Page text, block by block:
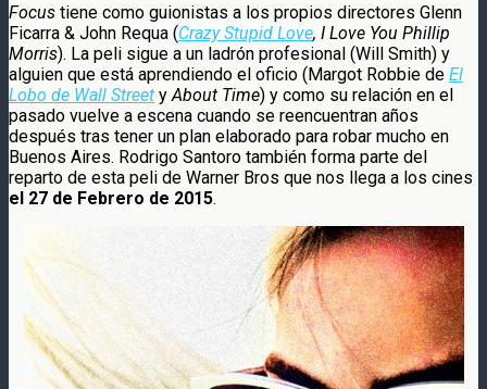
Focus tiene como guionistas a los propios directores Glenn
Ficarra & John Requa (Crazy Stupid Love, I Love You Phillip
Morris). La peli sigue a un ladrón profesional (Will Smith) y
alguien que está aprendiendo el oficio (Margot Robbie de El
Lobo de Wall Street yAbout Time) y como su relación en el
pasado vuelve a escena cuando se reencuentran años
después tras tener un plan elaborado para robar mucho en
Buenos Aires. Rodrigo Santoro también forma parte del
reparto de esta peli de Warner Bros que nos llega a los cines
el 27 de Febrero de 2015.